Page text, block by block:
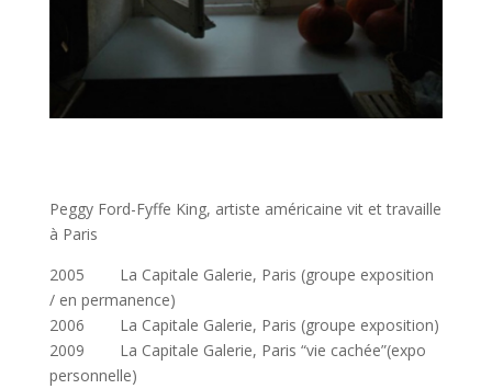
Peggy Ford-Fyffe King, artiste américaine vit et travaille
à Paris
2005 La Capitale Galerie, Paris (groupe exposition
/ en permanence)
2006 La Capitale Galerie, Paris (groupe exposition)
2009 La Capitale Galerie, Paris “vie cachée”(expo
personnelle)